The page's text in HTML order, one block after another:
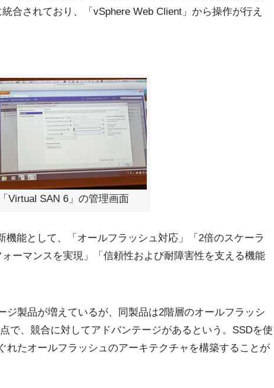
合されており、「vSphere Web Client」から操作が行え
Virtual SAN 6」の管理画面
機能として、「オールフラッシュ対応」「2倍のスケーラ
ーマンスを実現」「信頼性および耐障害性を支える機能
ジ製品が増えているが、同製品は2階層のオールフラッシ
で、競合に対してアドバンテージがあるという。SSDを使
れたオールフラッシュのアーキテクチャを構築することが